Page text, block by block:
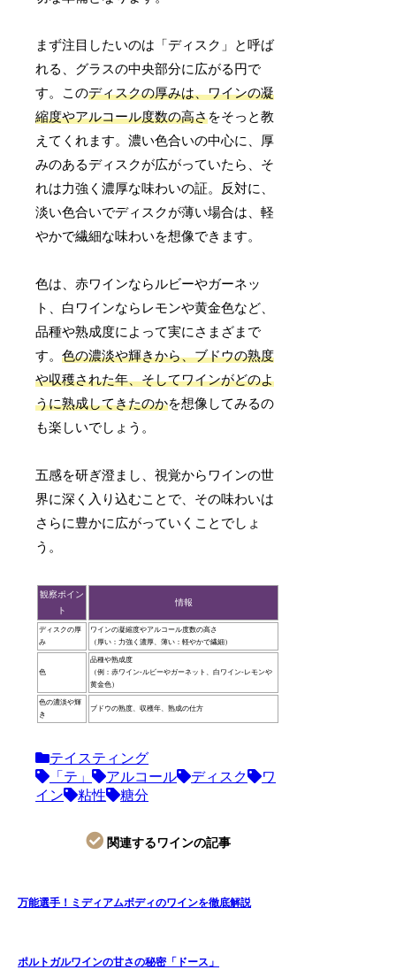
まず注目したいのは「ディスク」と呼ば
れる、グラスの中央部分に広がる円で
す。このディスクの厚みは、ワインの凝
縮度やアルコール度数の高さをそっと教
えてくれます。濃い色合いの中心に、厚
みのあるディスクが広がっていたら、そ
れは力強く濃厚な味わいの証。反対に、
淡い色合いでディスクが薄い場合は、軽
やかで繊細な味わいを想像できます。
色は、赤ワインならルビーやガーネッ
ト、白ワインならレモンや黄金色など、
品種や熟成度によって実にさまざまで
す。色の濃淡や輝きから、ブドウの熟度
や収穫された年、そしてワインがどのよ
うに熟成してきたのかを想像してみるの
も楽しいでしょう。
五感を研ぎ澄まし、視覚からワインの世
界に深く入り込むことで、その味わいは
さらに豊かに広がっていくことでしょ
う。
観察ポイン
ト
情報
ディスクの厚
み
ワインの凝縮度やアルコール度数の高さ
（厚い：力強く濃厚、薄い：軽やかで繊細）
色
品種や熟成度
（例：赤ワイン-ルビーやガーネット、白ワイン-レモンや
黄金色）
色の濃淡や輝
き
ブドウの熟度、収穫年、熟成の仕方
テイスティング
「テ」
アルコール ディスク
ワ
イン
粘性 糖分
関連するワインの記事
万能選手！ミディアムボディのワインを徹底解説
ポルトガルワインの甘さの秘密「ドース」